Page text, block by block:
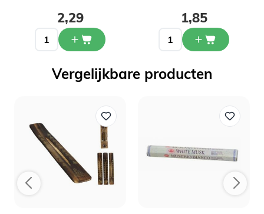
2,29 1,85
Vergelijkbare producten